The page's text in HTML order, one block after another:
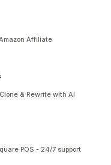
Affiliate
& Rewrite with AI
POS - 24/7 support